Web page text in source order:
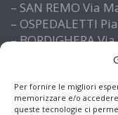
Per fornire le migliori
memorizzare e/o
queste tecnologie ci
– SAN REMO Via
– OSPEDALETTI
– BORDIGHERA
– IMPERIA Piazza
– ALASSIO Via XX